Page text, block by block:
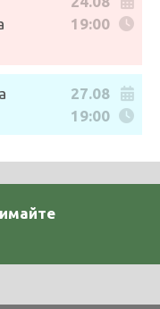
19:00
27.08
19:00